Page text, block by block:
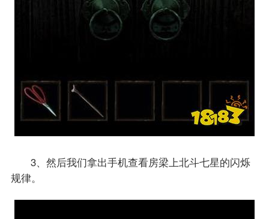
3、然后我们拿出手机查看房梁上北斗七星的闪烁
规律。